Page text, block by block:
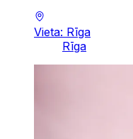
Vieta: Rīga
Rīga